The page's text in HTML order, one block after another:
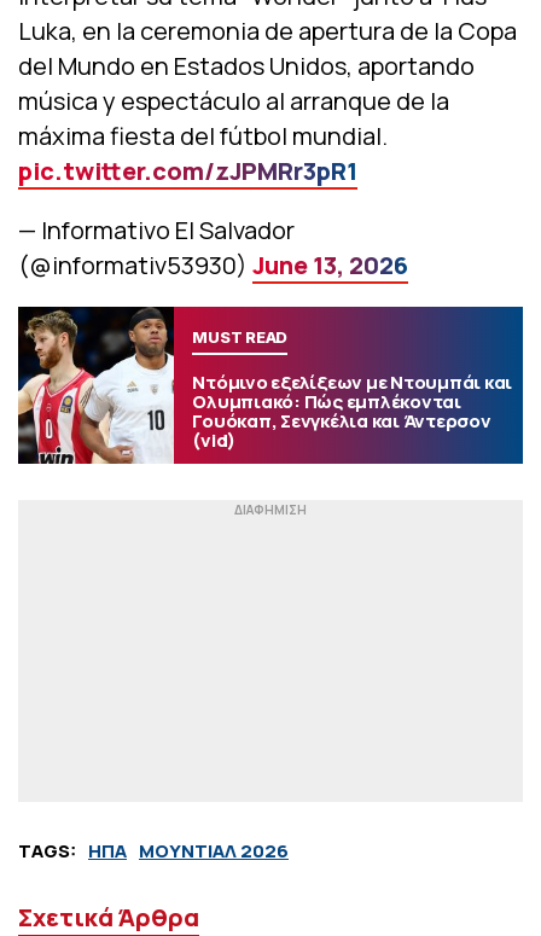
Luka, en la ceremonia de apertura de la Copa
del Mundo en Estados Unidos, aportando
música y espectáculo al arranque de la
máxima fiesta del fútbol mundial.
pic.twitter.com/zJPMRr3pR1
— Informativo El Salvador
(@informativ53930) June 13, 2026
MUST READ
Ντόμινο εξελίξεων με Ντουμπάι και
Ολυμπιακό: Πώς εμπλέκονται
Γουόκαπ, Σενγκέλια και Άντερσον
(vid)
TAGS: ΗΠΑ ΜΟΥΝΤΙΑΛ 2026
Σχετικά Άρθρα